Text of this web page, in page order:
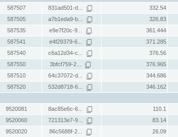
587507 831ad501-d... 332.54
587505 a7b1eda9-b... 326.83
587535 e9e7f20c-9... 361.444
587541 e4f29379-6... 371.285
587540 c6a12d34-c... 376.56
587550 3bfcf759-2... 376.965
587510 64c37072-d... 344.686
587520 532d8718-6... 346.162
9520081 8ac85e6c-6... 110.1
9520060 721313e7-9... 83.14
9520020 86c5688f-2... 26.09